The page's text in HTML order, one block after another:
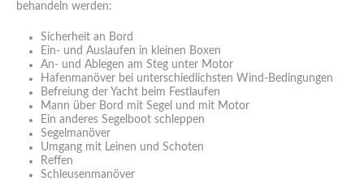
behandeln werden:
Sicherheit an Bord
Ein- und Auslaufen in kleinen Boxen
An- und Ablegen am Steg unter Motor
Hafenmanöver bei unterschiedlichsten Wind-Bedingungen
Befreiung der Yacht beim Festlaufen
Mann über Bord mit Segel und mit Motor
Ein anderes Segelboot schleppen
Segelmanöver
Umgang mit Leinen und Schoten
Reffen
Schleusenmanöver